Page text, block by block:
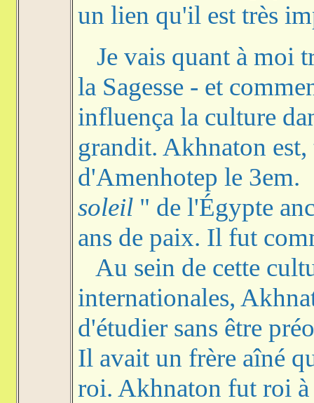
un lien qu'il est très
Je vais quant à moi
la Sagesse - et
influença la culture
grandit. Akhnaton
d'Amenhotep le
soleil" de l'Égypte
ans de paix. Il fut
Au sein de cette
internationales,
d'étudier sans être
Il avait un frère aîné
roi. Akhnaton fut roi à